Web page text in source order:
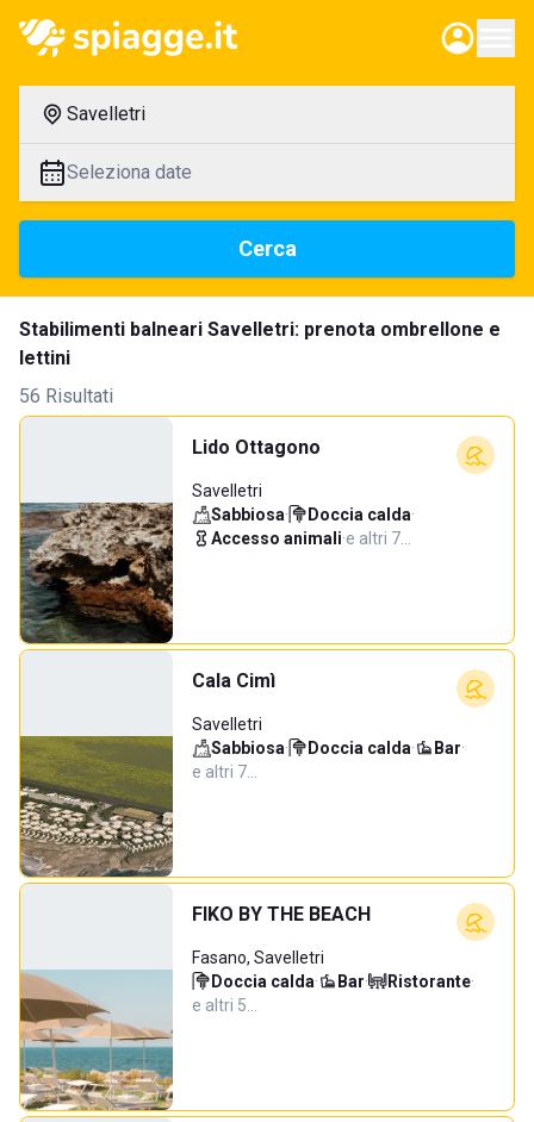
Savelletri
Seleziona date
Cerca
Stabilimenti balneari Savelletri: prenota ombrellone e
lettini
56 Risultati
Lido Ottagono
Savelletri
Sabbiosa· Doccia calda·
Accesso animali·e altri 7…
Cala Cimì
Savelletri
Sabbiosa· Doccia calda· Bar·
e altri 7…
FIKO BY THE BEACH
Fasano, Savelletri
Doccia calda· Bar· Ristorante·
e altri 5…